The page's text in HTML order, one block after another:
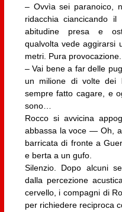
– Ovvìa sei paranoico,
ridacchia ciancicando
abitudine presa e
qualvolta vede aggirarsi
metri. Pura provocazione.
– Vai bene a far delle
un milione di volte dei
sempre fatto cagare, e
sono…
Rocco si avvicina
abbassa la voce — Oh,
barricata di fronte a
e berta a un gufo.
Silenzio. Dopo alcuni
dalla percezione
cervello, i compagni di
per richiedere reciproca